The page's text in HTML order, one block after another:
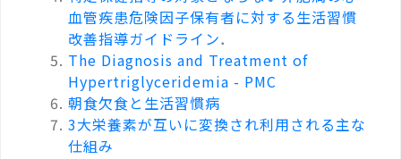
血管疾患危険因子保有者に対する生活習慣
改善指導ガイドライン．
The Diagnosis and Treatment of
Hypertriglyceridemia - PMC
朝食欠食と生活習慣病
3大栄養素が互いに変換され利用される主な
仕組み